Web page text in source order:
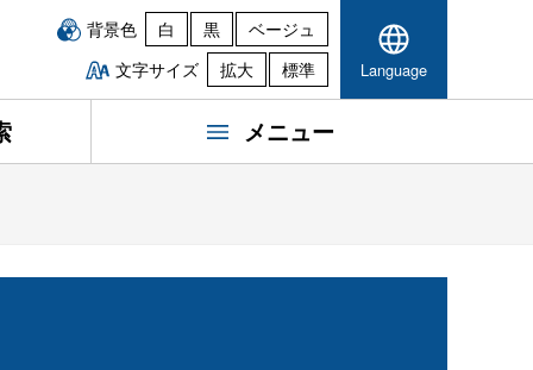
背景色 白 黒
ベージュ
文字サイズ
拡大 標準 Language
メニュー